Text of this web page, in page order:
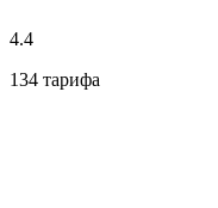
4.4
134 тарифа